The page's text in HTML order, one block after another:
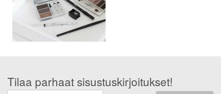
Tilaa parhaat sisustuskirjoitukset!